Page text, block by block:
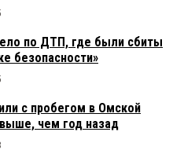
по ДТП, где были сбиты
безопасности»
с пробегом в Омской
выше, чем год назад